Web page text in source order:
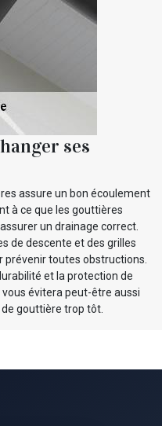
ses
assure un bon écoulement
à ce que les gouttières
un drainage correct.
de descente et des grilles
toutes obstructions.
et la protection de
évitera peut-être aussi
gouttière trop tôt.